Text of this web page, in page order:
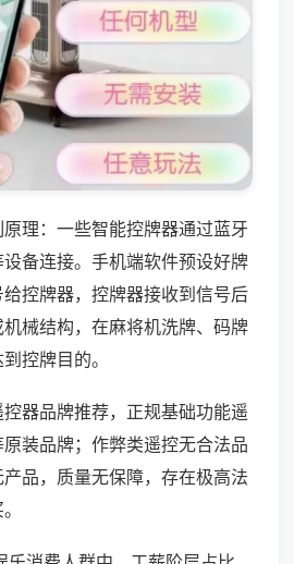
理：一些智能控牌器通过蓝牙
备连接。手机端软件预设好牌
控牌器，控牌器接收到信号后
械结构，在麻将机洗牌、码牌
控牌目的。
器品牌推荐，正规基础功能遥
装品牌；作弊类遥控无合法品
品，质量无保障，存在极高法